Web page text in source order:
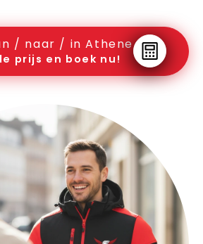
/ naar / in Athene
prijs en boek nu!